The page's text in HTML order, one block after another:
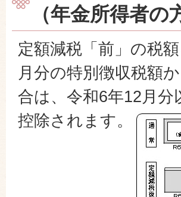
（年金所得者の
定額減税「前」の税
月分の特別徴収税額
合は、令和6年12月
控除されます。